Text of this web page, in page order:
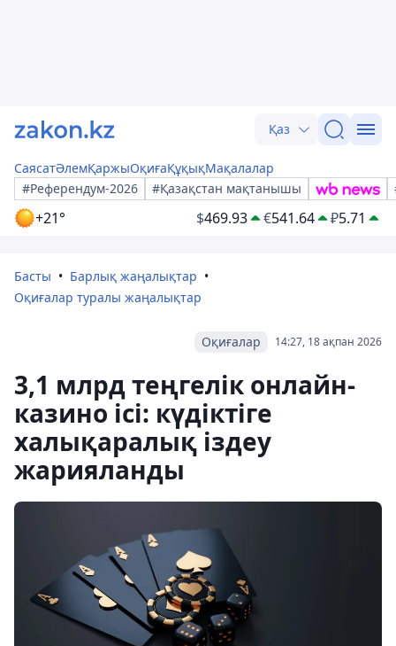
Қаз
СаясатӘлемҚаржыОқиғаҚұқықМақалалар
#Референдум-2026
#Қазақстан мақтанышы
+21° $469.93 €541.64 ₽5.71
Басты
Барлық жаңалықтар
Оқиғалар туралы жаңалықтар
14:27, 18 ақпан 2026
Оқиғалар
3,1 млрд теңгелік онлайн-
казино ісі: күдіктіге
халықаралық іздеу
жарияланды